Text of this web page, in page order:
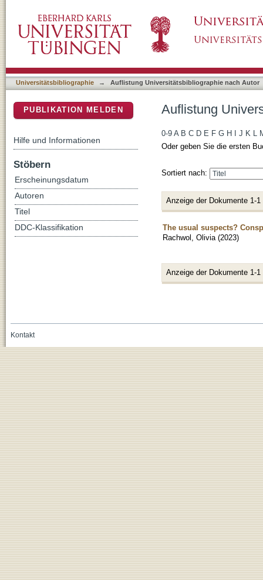
Universitätsbibliographie → Auflistung Universitätsbibliographie nach Autor
Auflistung
0-9 A B C D E F G H J K L
Oder geben Sie die ersten
Sortiert nach:
Anzeige der Dokumente 1-1
The usual suspects?
Rachwol, Olivia (2023)
Anzeige der Dokumente 1-1
PUBLIKATION MELDEN
Hilfe und Informationen
Stöbern
Erscheinungsdatum
Autoren
Titel
DDC-Klassifikation
Kontakt